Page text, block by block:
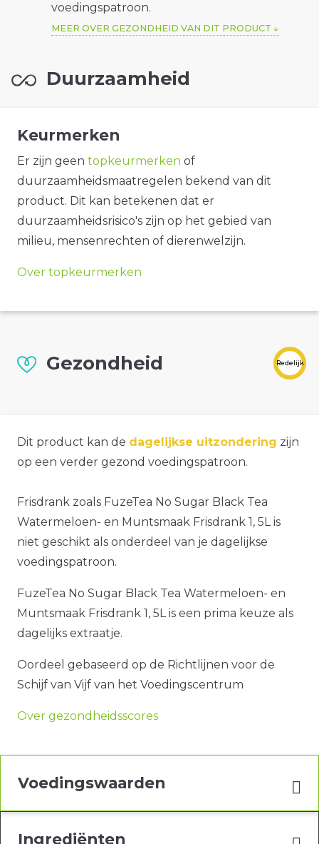
voedingspatroon.
MEER OVER GEZONDHEID VAN DIT PRODUCT
Duurzaamheid
Keurmerken
Er zijn geen topkeurmerken of
duurzaamheidsmaatregelen bekend van dit
product. Dit kan betekenen dat er
duurzaamheidsrisico's zijn op het gebied van
milieu, mensenrechten of dierenwelzijn.
Over topkeurmerken
Gezondheid Redelijk
Dit product kan de dagelijkse uitzondering zijn
op een verder gezond voedingspatroon.
Frisdrank zoals FuzeTea No Sugar Black Tea
Watermeloen- en Muntsmaak Frisdrank 1, 5L is
niet geschikt als onderdeel van je dagelijkse
voedingspatroon.
FuzeTea No Sugar Black Tea Watermeloen- en
Muntsmaak Frisdrank 1, 5L is een prima keuze als
dagelijks extraatje.
Oordeel gebaseerd op de Richtlijnen voor de
Schijf van Vijf van het Voedingscentrum
Over gezondheidsscores
Voedingswaarden
Ingrediënten